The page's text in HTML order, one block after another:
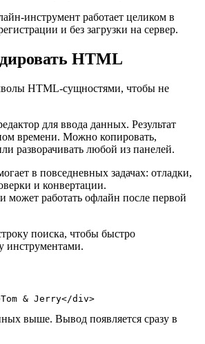
работает целиком в
и без загрузки на сервер.
HTML
HTML‑сущностями, чтобы не
для ввода данных. Результат
времени. Можно копировать,
разворачивать любой из панелей.
в повседневных задачах: отладки,
и конвертации.
работать офлайн после первой
поиска, чтобы быстро
инструментами.
& Jerry</div>
выше. Вывод появляется сразу в